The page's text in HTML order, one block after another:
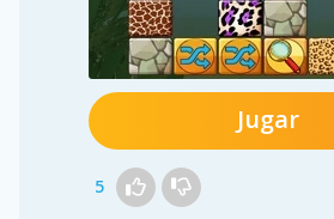
Jugar
5